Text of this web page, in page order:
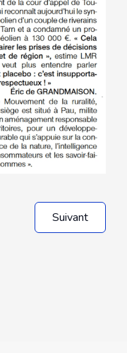
Suivant